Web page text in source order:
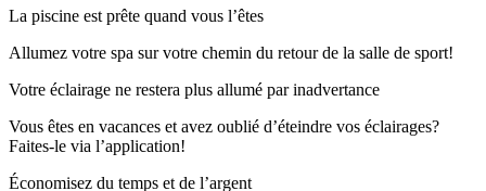
La piscine est prête quand vous l’êtes
Allumez votre spa sur votre chemin du retour de la salle de sport!
Votre éclairage ne restera plus allumé par inadvertance
Vous êtes en vacances et avez oublié d’éteindre vos éclairages?
Faites-le via l’application!
Économisez du temps et de l’argent